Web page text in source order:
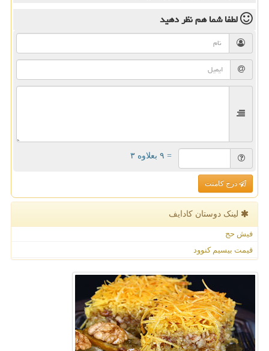
لطفا شما همنظر دهید
= ۹ بعلاوه ۳
درج کامنت
لینک دوستان كادایف
فیش حج
قیمت بیسیم کنوود